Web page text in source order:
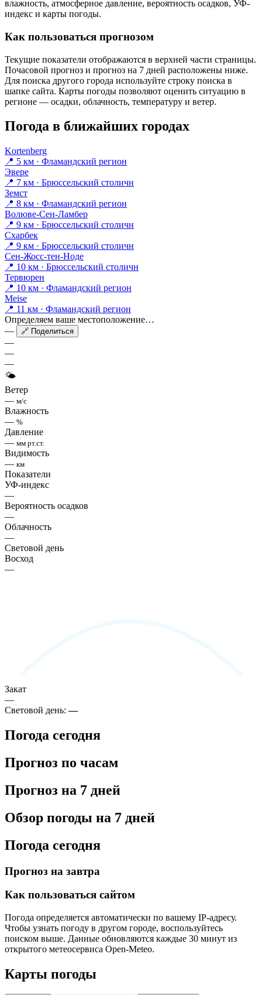
влажность, атмосферное давление, вероятность осадков, УФ-
индекс и карты погоды.
Как пользоваться прогнозом
Текущие показатели отображаются в верхней части страницы.
Почасовой прогноз и прогноз на 7 дней расположены ниже.
Для поиска другого города используйте строку поиска в
шапке сайта. Карты погоды позволяют оценить ситуацию в
регионе — осадки, облачность, температуру и ветер.
Погода в ближайших городах
Kortenberg
📍 5 км · Фламандский регион
Эвере
📍 7 км · Брюссельский столичн
Земст
📍 8 км · Фламандский регион
Волюве-Сен-Ламбер
📍 9 км · Брюссельский столичн
Схарбек
📍 9 км · Брюссельский столичн
Сен-Жосс-тен-Ноде
📍 10 км · Брюссельский столичн
Тервюрен
📍 10 км · Фламандский регион
Meise
📍 11 км · Фламандский регион
Определяем ваше местоположение…
—
🔗 Поделиться
—
—
—
🌤
Ветер
— м/с
Влажность
— %
Давление
— мм рт.ст.
Видимость
— км
Показатели
УФ-индекс
—
Вероятность осадков
—
Облачность
—
Световой день
Восход
—
Закат
—
Световой день:—
Погода сегодня
Прогноз по часам
Прогноз на 7 дней
Обзор погоды на 7 дней
Погода сегодня
Прогноз на завтра
Как пользоваться сайтом
Погода определяется автоматически по вашему IP-адресу.
Чтобы узнать погоду в другом городе, воспользуйтесь
поиском выше. Данные обновляются каждые 30 минут из
открытого метеосервиса Open-Meteo.
Карты погоды